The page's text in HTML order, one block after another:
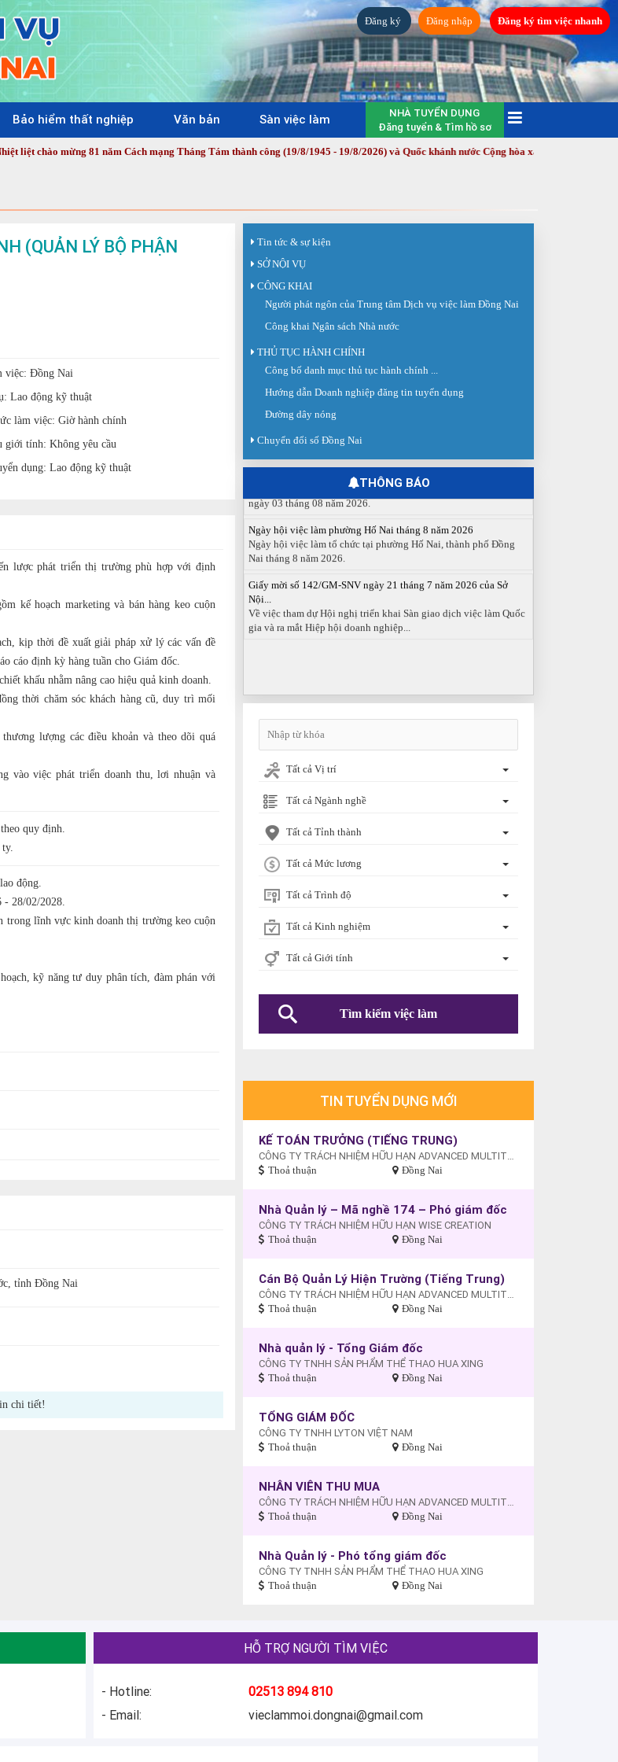
Đăng ký Đăng nhập Đăng ký tìm việc nhanh
Bảo hiểm thất nghiệp Văn bản Sàn việc làm
NHÀ TUYỂN DỤNG
Đăng tuyển & Tìm hồ sơ
mừng 81 năm Cách mạng Tháng Tám thành công (19/8/1945 - 19/8/2026) và Quốc khánh nước Cộng hòa xã hội chủ nghĩa Việt Nam
(QUẢN LÝ BỘ PHẬN
việc: Đồng Nai
Lao động kỹ thuật
làm việc: Giờ hành chính
giới tính: Không yêu cầu
dụng: Lao động kỹ thuật
lược phát triển thị trường phù hợp với định
kế hoạch marketing và bán hàng keo cuộn
kịp thời đề xuất giải pháp xử lý các vấn đề
cáo định kỳ hàng tuần cho Giám đốc.
khấu nhằm nâng cao hiệu quả kinh doanh.
thời chăm sóc khách hàng cũ, duy trì mối
lượng các điều khoản và theo dõi quá
vào việc phát triển doanh thu, lơi nhuận và
quy định.
động.
- 28/02/2028.
trong lĩnh vực kinh doanh thị trường keo cuộn
kỹ năng tư duy phân tích, đàm phán với
tỉnh Đồng Nai
chi tiết!
Tin tức & sự kiện
SỞ NỘI VỤ
CÔNG KHAI
Người phát ngôn của Trung tâm Dịch vụ việc làm Đồng Nai
Công khai Ngân sách Nhà nước
THỦ TỤC HÀNH CHÍNH
Công bố danh mục thủ tục hành chính ...
Hướng dẫn Doanh nghiệp đăng tin tuyển dụng
Đường dây nóng
Chuyển đổi số Đồng Nai
THÔNG BÁO
Sàn giao dịch việc làm lần thứ 08 năm 2026: Hơn 4.300 cơ hội...
Sáng ngày 03/8/2026, Trung tâm Dịch vụ việc làm Đồng Nai tổ
chức Sàn giao dịch việc làm lần thứ 08...
Báo cáo số 141/BC-TTDVVL của Trung tâm Dịch vụ việc làm
Báo cáo kết quả tổ chức Sàn giao dịch việc làm lần thứ 08/2026
ngày 03 tháng 08 năm 2026.
Ngày hội việc làm phường Hố Nai tháng 8 năm 2026
Ngày hội việc làm tổ chức tại phường Hố Nai, thành phố Đồng
Nai tháng 8 năm 2026.
Giấy mời số 142/GM-SNV ngày 21 tháng 7 năm 2026 của Sở
Nội...
Về việc tham dự Hội nghị triển khai Sàn giao dịch việc làm Quốc
gia và ra mắt Hiệp hội doanh nghiệp...
Tất cả Vị trí
Tất cả Ngành nghề
Tất cả Tỉnh thành
Tất cả Mức lương
Tất cả Trình độ
Tất cả Kinh nghiệm
Tất cả Giới tính
TIN TUYỂN DỤNG MỚI
KẾ TOÁN TRƯỞNG (TIẾNG TRUNG)
CÔNG TY TRÁCH NHIỆM HỮU HẠN ADVANCED MULTITECH (VIỆT NAM)
Thoả thuận Đồng Nai
Nhà Quản lý – Mã nghề 174 – Phó giám đốc
CÔNG TY TRÁCH NHIỆM HỮU HẠN WISE CREATION
Thoả thuận Đồng Nai
Cán Bộ Quản Lý Hiện Trường (Tiếng Trung)
CÔNG TY TRÁCH NHIỆM HỮU HẠN ADVANCED MULTITECH (VIỆT NAM)
Thoả thuận Đồng Nai
Nhà quản lý - Tổng Giám đốc
CÔNG TY TNHH SẢN PHẨM THỂ THAO HUA XING
Thoả thuận Đồng Nai
TỔNG GIÁM ĐỐC
CÔNG TY TNHH LYTON VIỆT NAM
Thoả thuận Đồng Nai
NHÂN VIÊN THU MUA
CÔNG TY TRÁCH NHIỆM HỮU HẠN ADVANCED MULTITECH (VIỆT NAM)
Thoả thuận Đồng Nai
Nhà Quản lý - Phó tổng giám đốc
CÔNG TY TNHH SẢN PHẨM THỂ THAO HUA XING
Thoả thuận Đồng Nai
HỖ TRỢ NGƯỜI TÌM VIỆC
- Hotline:
02513 894 810
- Email:
vieclammoi.dongnai@gmail.com